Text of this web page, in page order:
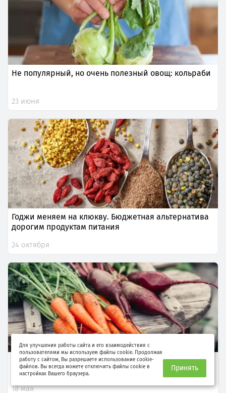
Не популярный, но очень полезный овощ: кольраби
23 июня
Годжи меняем на клюкву. Бюджетная альтернатива
дорогим продуктам питания
24 октября
Чем полезна ботва овощей, и что из нее
приготовить
18 мая
Для улучшения работы сайта и его взаимодействия с
пользователями мы используем файлы cookie. Продолжая
работу с сайтом, Вы разрешаете использование cookie-
файлов. Вы всегда можете отключить файлы cookie в
настройках Вашего браузера.
Принять